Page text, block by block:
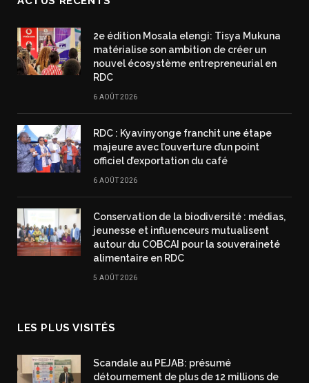
2e édition Mosala elengi: Tisya Mukuna
matérialise son ambition de créer un
nouvel écosystème entrepreneurial en
RDC
6 AOÛT 2026
RDC : Kyavinyonge franchit une étape
majeure avec l’ouverture d’un point
officiel d’exportation du café
6 AOÛT 2026
Conservation de la biodiversité : médias,
jeunesse et influenceurs mutualisent
autour du COBCAI pour la souveraineté
alimentaire en RDC
5 AOÛT 2026
LES PLUS VISITÉS
Scandale au PEJAB: présumé
détournement de plus de 12 millions de